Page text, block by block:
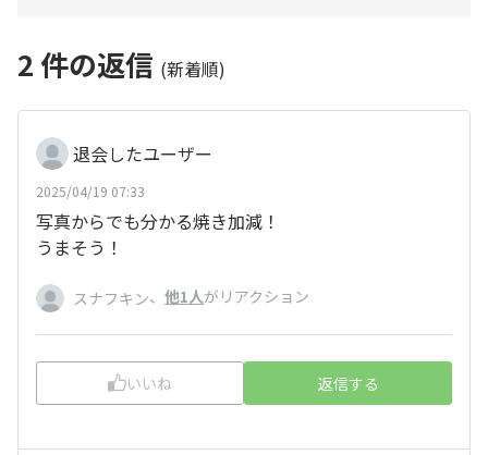
2 件の返信 (新着順)
退会したユーザー
2025/04/19 07:33
写真からでも分かる焼き加減！
うまそう！
スナフキン、 他1人がリアクション
いいね 返信する